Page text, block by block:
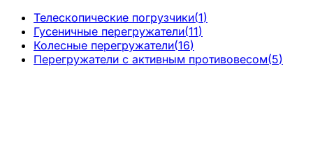
Телескопические погрузчики(1)
Гусеничные перегружатели(11)
Колесные перегружатели(16)
Перегружатели с активным противовесом(5)